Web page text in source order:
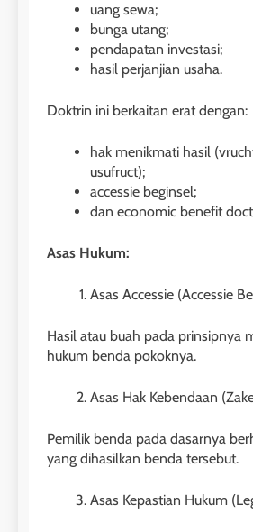
uang sewa;
bunga utang;
pendapatan investasi;
hasil perjanjian usaha.
Doktrin ini berkaitan erat dengan:
hak menikmati hasil
usufruct);
accessie beginsel;
dan economic benefit
Asas Hukum:
Asas Accessie (Accessie
Hasil atau buah pada prinsipnya
hukum benda pokoknya.
Asas Hak Kebendaan
Pemilik benda pada dasarnya
yang dihasilkan benda tersebut.
Asas Kepastian Hukum